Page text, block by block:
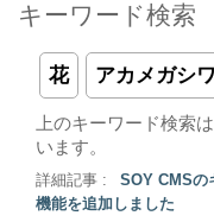
キーワード検索
花 アカメガシワ
上のキーワード検索は
います。
詳細記事 :
SOY CMSの
機能を追加しました